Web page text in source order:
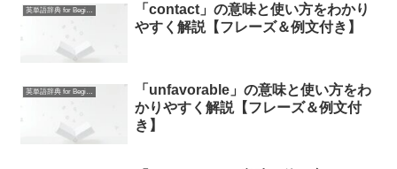
英単語辞典 for Beginners
「contact」の意味と使い方をわかり
やすく解説【フレーズ＆例文付き】
英単語辞典 for Beginners
「unfavorable」の意味と使い方をわ
かりやすく解説【フレーズ＆例文付
き】